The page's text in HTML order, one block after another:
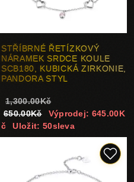
STŘÍBRNÉ ŘETÍZKOVÝ
NÁRAMEK SRDCE KOULE
SCB180, KUBICKÁ ZIRKONIE,
PANDORA STYL
1,300.00Kč
650.00Kč
Výprodej: 645.00K
č
Uložit: 50sleva